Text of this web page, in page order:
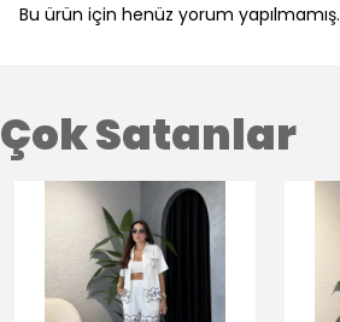
Bu ürün için henüz yorum yapılmamış.
Çok Satanlar